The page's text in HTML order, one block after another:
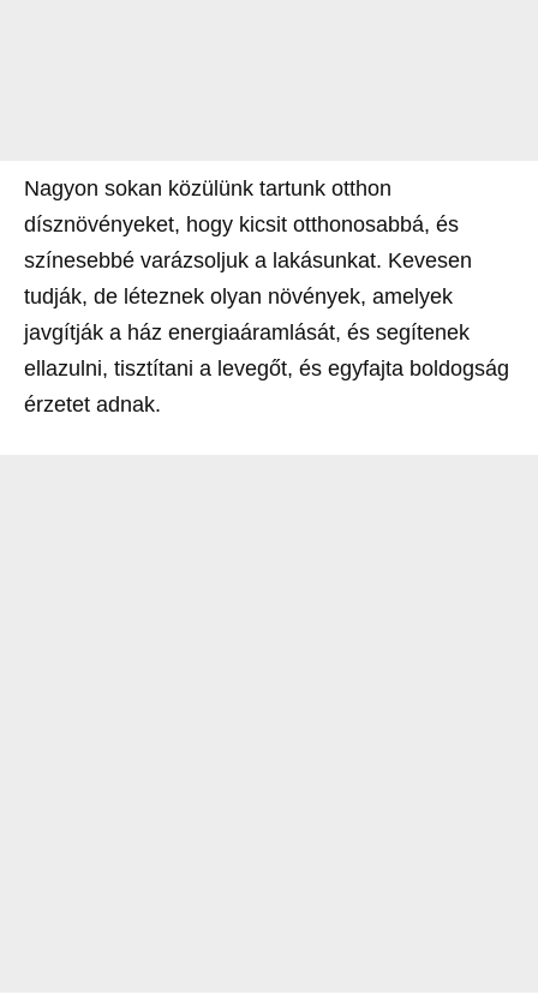
Nagyon sokan közülünk tartunk otthon
dísznövényeket, hogy kicsit otthonosabbá, és
színesebbé varázsoljuk a lakásunkat. Kevesen
tudják, de léteznek olyan növények, amelyek
javgítják a ház energiaáramlását, és segítenek
ellazulni, tisztítani a levegőt, és egyfajta boldogság
érzetet adnak.